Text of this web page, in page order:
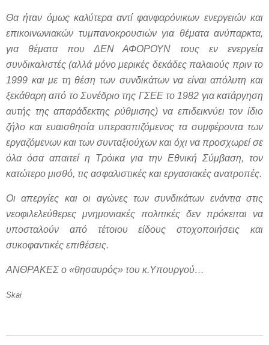
Θα ήταν όμως καλύτερα αντί φανφαρόνικων ενεργειών και
επικοινωνιακών τυμπανοκρουσιών για θέματα ανύπαρκτα,
για θέματα που ΔΕΝ ΑΦΟΡΟΥΝ τους εν ενεργεία
συνδικαλιστές (αλλά μόνο μερικές δεκάδες παλαιούς πριν το
1999 και με τη θέση των συνδικάτων να είναι απόλυτη και
ξεκάθαρη από το Συνέδριο της ΓΣΕΕ το 1982 για κατάργηση
αυτής της απαράδεκτης ρύθμισης) να επιδεικνύει τον ίδιο
ζήλο και ευαισθησία υπερασπιζόμενος τα συμφέροντα των
εργαζόμενων και των συνταξιούχων και όχι να προσχωρεί σε
όλα όσα απαιτεί η Τρόικα για την Εθνική Σύμβαση, τον
κατώτερο μισθό, τις ασφαλιστικές και εργασιακές ανατροπές.
Οι απεργίες και οι αγώνες των συνδικάτων ενάντια στις
νεοφιλελεύθερες μνημονιακές πολιτικές δεν πρόκειται να
υποσταλούν από τέτοιου είδους στοχοποιήσεις και
συκοφαντικές επιθέσεις.
ΑΝΘΡΑΚΕΣ ο «θησαυρός» του κ.Υπουργού…
Skai